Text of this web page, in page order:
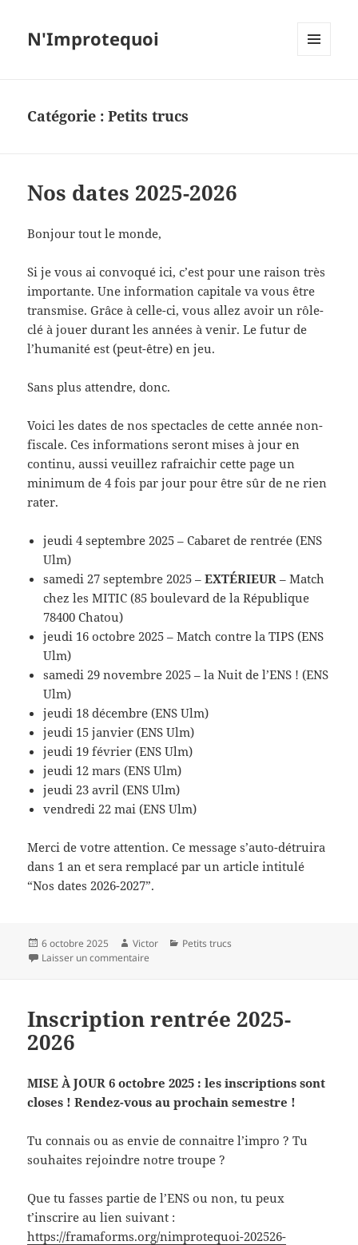
N'Improtequoi
Catégorie :Petits trucs
Nos dates 2025-2026
Bonjour tout le monde,
Si je vous ai convoqué ici, c’est pour une raison très
importante. Une information capitale va vous être
transmise. Grâce à celle-ci, vous allez avoir un rôle-
clé à jouer durant les années à venir. Le futur de
l’humanité est (peut-être) en jeu.
Sans plus attendre, donc.
Voici les dates de nos spectacles de cette année non-
fiscale. Ces informations seront mises à jour en
continu, aussi veuillez rafraichir cette page un
minimum de 4 fois par jour pour être sûr de ne rien
rater.
jeudi 4 septembre 2025 – Cabaret de rentrée (ENS
Ulm)
samedi 27 septembre 2025 –EXTÉRIEUR – Match
chez les MITIC (85 boulevard de la République
78400 Chatou)
jeudi 16 octobre 2025 – Match contre la TIPS (ENS
Ulm)
samedi 29 novembre 2025 – la Nuit de l’ENS ! (ENS
Ulm)
jeudi 18 décembre (ENS Ulm)
jeudi 15 janvier (ENS Ulm)
jeudi 19 février (ENS Ulm)
jeudi 12 mars (ENS Ulm)
jeudi 23 avril (ENS Ulm)
vendredi 22 mai (ENS Ulm)
Merci de votre attention. Ce message s’auto-détruira
dans 1 an et sera remplacé par un article intitulé
“Nos dates 2026-2027”.
Publié
le
6 octobre 2025 Auteur
Victor Catégories
Petits trucs
Laisser un commentaire
Inscription rentrée 2025-
2026
MISE À JOUR 6 octobre 2025 : les inscriptions sont
closes ! Rendez-vous au prochain semestre !
Tu connais ou as envie de connaitre l’impro ? Tu
souhaites rejoindre notre troupe ?
Que tu fasses partie de l’ENS ou non, tu peux
t’inscrire au lien suivant :
https://framaforms.org/nimprotequoi-202526-